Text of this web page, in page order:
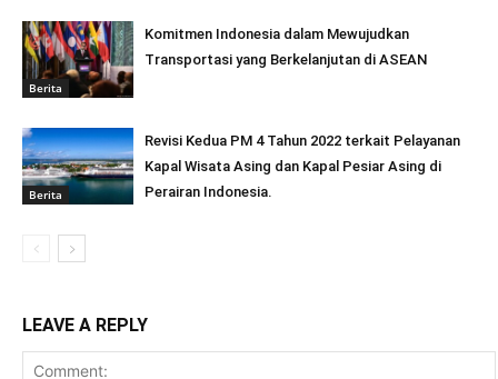
Berita
Komitmen Indonesia dalam Mewujudkan
Transportasi yang Berkelanjutan di ASEAN
Berita
Revisi Kedua PM 4 Tahun 2022 terkait Pelayanan
Kapal Wisata Asing dan Kapal Pesiar Asing di
Perairan Indonesia.
LEAVE A REPLY